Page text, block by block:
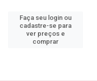
Faça seu login ou
cadastre-se para
ver preços e
comprar